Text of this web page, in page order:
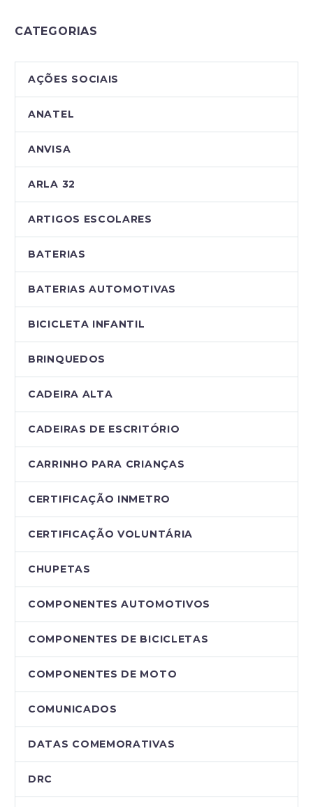
CATEGORIAS
AÇÕES SOCIAIS
ANATEL
ANVISA
ARLA 32
ARTIGOS ESCOLARES
BATERIAS
BATERIAS AUTOMOTIVAS
BICICLETA INFANTIL
BRINQUEDOS
CADEIRA ALTA
CADEIRAS DE ESCRITÓRIO
CARRINHO PARA CRIANÇAS
CERTIFICAÇÃO INMETRO
CERTIFICAÇÃO VOLUNTÁRIA
CHUPETAS
COMPONENTES AUTOMOTIVOS
COMPONENTES DE BICICLETAS
COMPONENTES DE MOTO
COMUNICADOS
DATAS COMEMORATIVAS
DRC